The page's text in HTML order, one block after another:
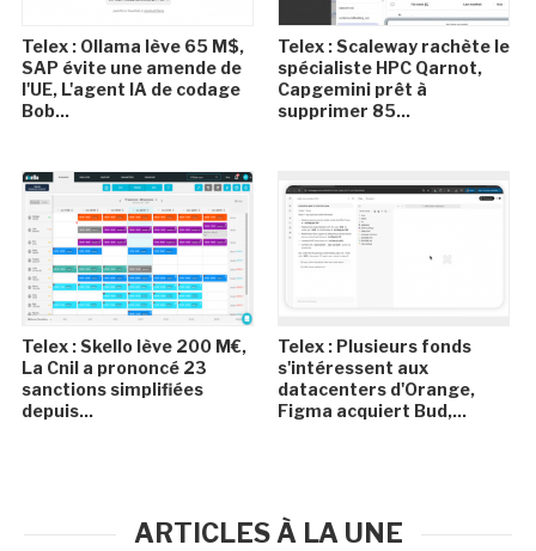
Telex : Ollama lève 65 M$,
SAP évite une amende de
l'UE, L'agent IA de codage
Bob...
Telex : Scaleway rachète le
spécialiste HPC Qarnot,
Capgemini prêt à
supprimer 85...
Telex : Skello lève 200 M€,
La Cnil a prononcé 23
sanctions simplifiées
depuis...
Telex : Plusieurs fonds
s'intéressent aux
datacenters d'Orange,
Figma acquiert Bud,...
ARTICLES À LA UNE